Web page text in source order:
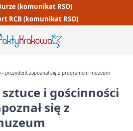
(komunikat RSO)
RCB (komunikat RSO)
prezydent zapoznał się z programem muzeum
sztuce i gościnności
się z